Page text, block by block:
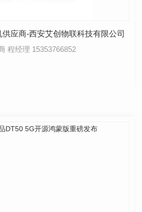
应商-西安艾创物联科技有限公司
程经理 15353766852